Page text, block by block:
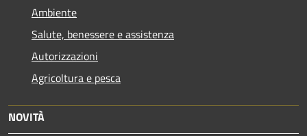
Ambiente
Salute, benessere e assistenza
Autorizzazioni
Agricoltura e pesca
NOVITÀ